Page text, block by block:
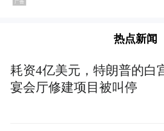
还应符合《教育部办公厅
政司关于港澳台居民在内
小学教师资格有关问题
热点新闻
耗资4亿美元，特朗普的白
宴会厅修建项目被叫停